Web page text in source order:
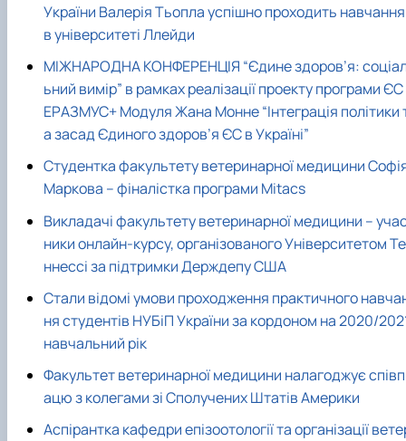
України Валерія Тьопла успішно проходить навчання
в університеті Ллейди
МІЖНАРОДНА КОНФЕРЕНЦІЯ “Єдине здоров’я:
ьний вимір” в рамках реалізації проекту програми ЄС
ЕРАЗМУС+ Модуля Жана Монне “Інтеграція політики
а засад Єдиного здоров’я ЄС в Україні”
Студентка факультету ветеринарної медицини
Маркова – фіналістка програми Mitacs
Викладачі факультету ветеринарної медицини –
ники онлайн-курсу, організованого Університетом Те
ннессі за підтримки Держдепу США
Стали відомі умови проходження практичного
ня студентів НУБіП України за кордоном на 2020/
навчальний рік
Факультет ветеринарної медицини налагоджує
ацю з колегами зі Сполучених Штатів Америки
Аспірантка кафедри епізоотології та організації